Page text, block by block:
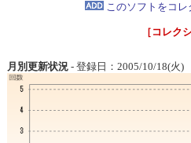
このソフトをコ
［コレク
月別更新状況 - 登録日：2005/10/18(火)